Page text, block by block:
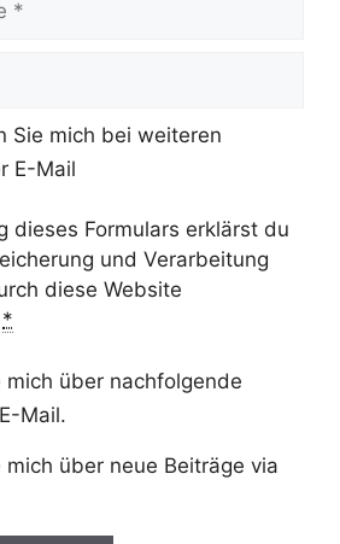
Sie mich bei weiteren
E-Mail
dieses Formulars erklärst du
und Verarbeitung
diese Website
*
mich über nachfolgende
Mail.
mich über neue Beiträge via